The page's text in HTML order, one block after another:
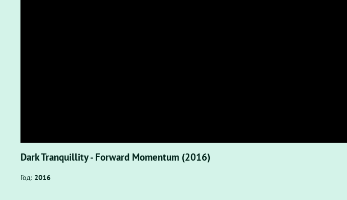
Dark Tranquillity - Forward Momentum (2016)
Год: 2016